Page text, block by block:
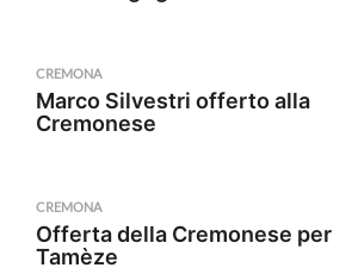
CREMONA
Marco Silvestri offerto alla
Cremonese
CREMONA
Offerta della Cremonese per
Tamèze